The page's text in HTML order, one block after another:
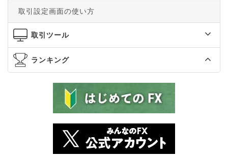
取引設定画面の使い方
取引ツール
ランキング